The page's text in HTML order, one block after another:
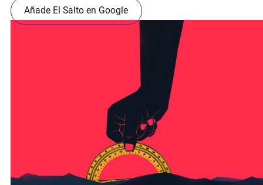
Añade El Salto en Google